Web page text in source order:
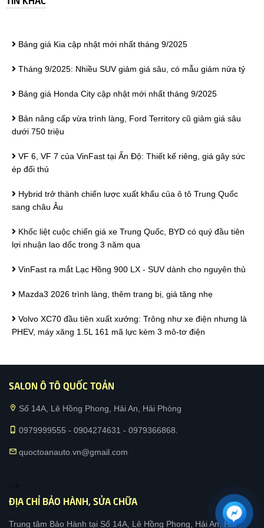
Bảng giá Kia cập nhật mới nhất tháng 9/2025
Tháng 9/2025: Nhiều SUV giảm giá sâu, có mẫu giảm nửa tỷ
Bảng giá Honda City cập nhật mới nhất tháng 9/2025
Bản nâng cấp vừa trình làng, Ford Territory cũ giảm giá sâu
dưới 750 triệu
VF 6, VF 7 của VinFast tại Ấn Độ: Thiết kế riêng, giá gây sức
ép đối thủ
Hybrid trở thành chiến lược xuất khẩu của ô tô Trung Quốc
sang châu Âu
Khốc liệt cuộc chiến giá xe Trung Quốc, BYD có quý đầu tiên
lợi nhuận lao dốc trong 3 năm qua
VinFast ra mắt Lạc Hồng 900 LX - SUV dành cho nguyên thủ
Mazda3 2026 trình làng, thêm trang bị, giá tăng nhẹ
Volvo XC70 đầu tiên xuất xưởng: Trông như xe điện nhưng là
PHEV, máy xăng 1.5L 161 mã lực kèm 3 mô-tơ điện
SALON Ô TÔ QUỐC TOẢN
location_on Số 14A, Lê Hồng Phong, Hải An, Hải Phòng
phone_iphone 0979999555 - 0904274631 - 0979366868.
mail quoctoanauto.vn@gmail.com
-->
ĐỊA CHỈ BẢO HÀNH, SỬA CHỮA
Trung tâm Bảo Hành tại Số 14A, Lê Hồng Phong, Hải An, Hải